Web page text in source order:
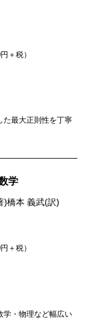
＋税）
た最大正則性を丁寧
学
)橋本 義武(訳)
＋税）
学・物理など幅広い